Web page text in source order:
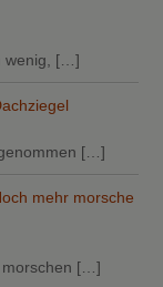
[…]
[…]
mehr morsche
[…]